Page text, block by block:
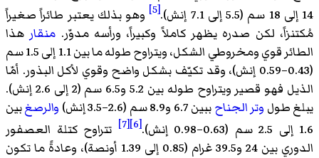
14 إلى 18 سم (5.5 إلى 7.1 إنش).
[5]
وهو بذلك يعتبر طائراً صغيراً
مُكتنزاً، لكن صدره يظهر كاملاً وكبيراً، ورأسه مدوّر. منقار هذا
الطائر قوي ومخروطي الشكل، ويتراوح طوله ما بين 1.1 إلى 1.5 سم
(0.43–0.59 إنش)، وقد تكيّف بشكل واضح وقوي لأكل البذور. أمّا
الذيل فهو قصير ويتراوح طوله بين 5.2 و6.5 سم (2 إلى 2.6 إنش).
يبلغ طول وتر الجناحببين 6.7 و8.9 سم (2.6–3.5 إنش) والرصغبين
1.6 إلى 2.5 سم (0.63–0.98 إنش).
[6]
[7]
تتراوح كتلة العصفور
الدوري بين 24 و39.5 غرام (0.85 إلى 1.39 أونصة)، وعادةً ما تكون